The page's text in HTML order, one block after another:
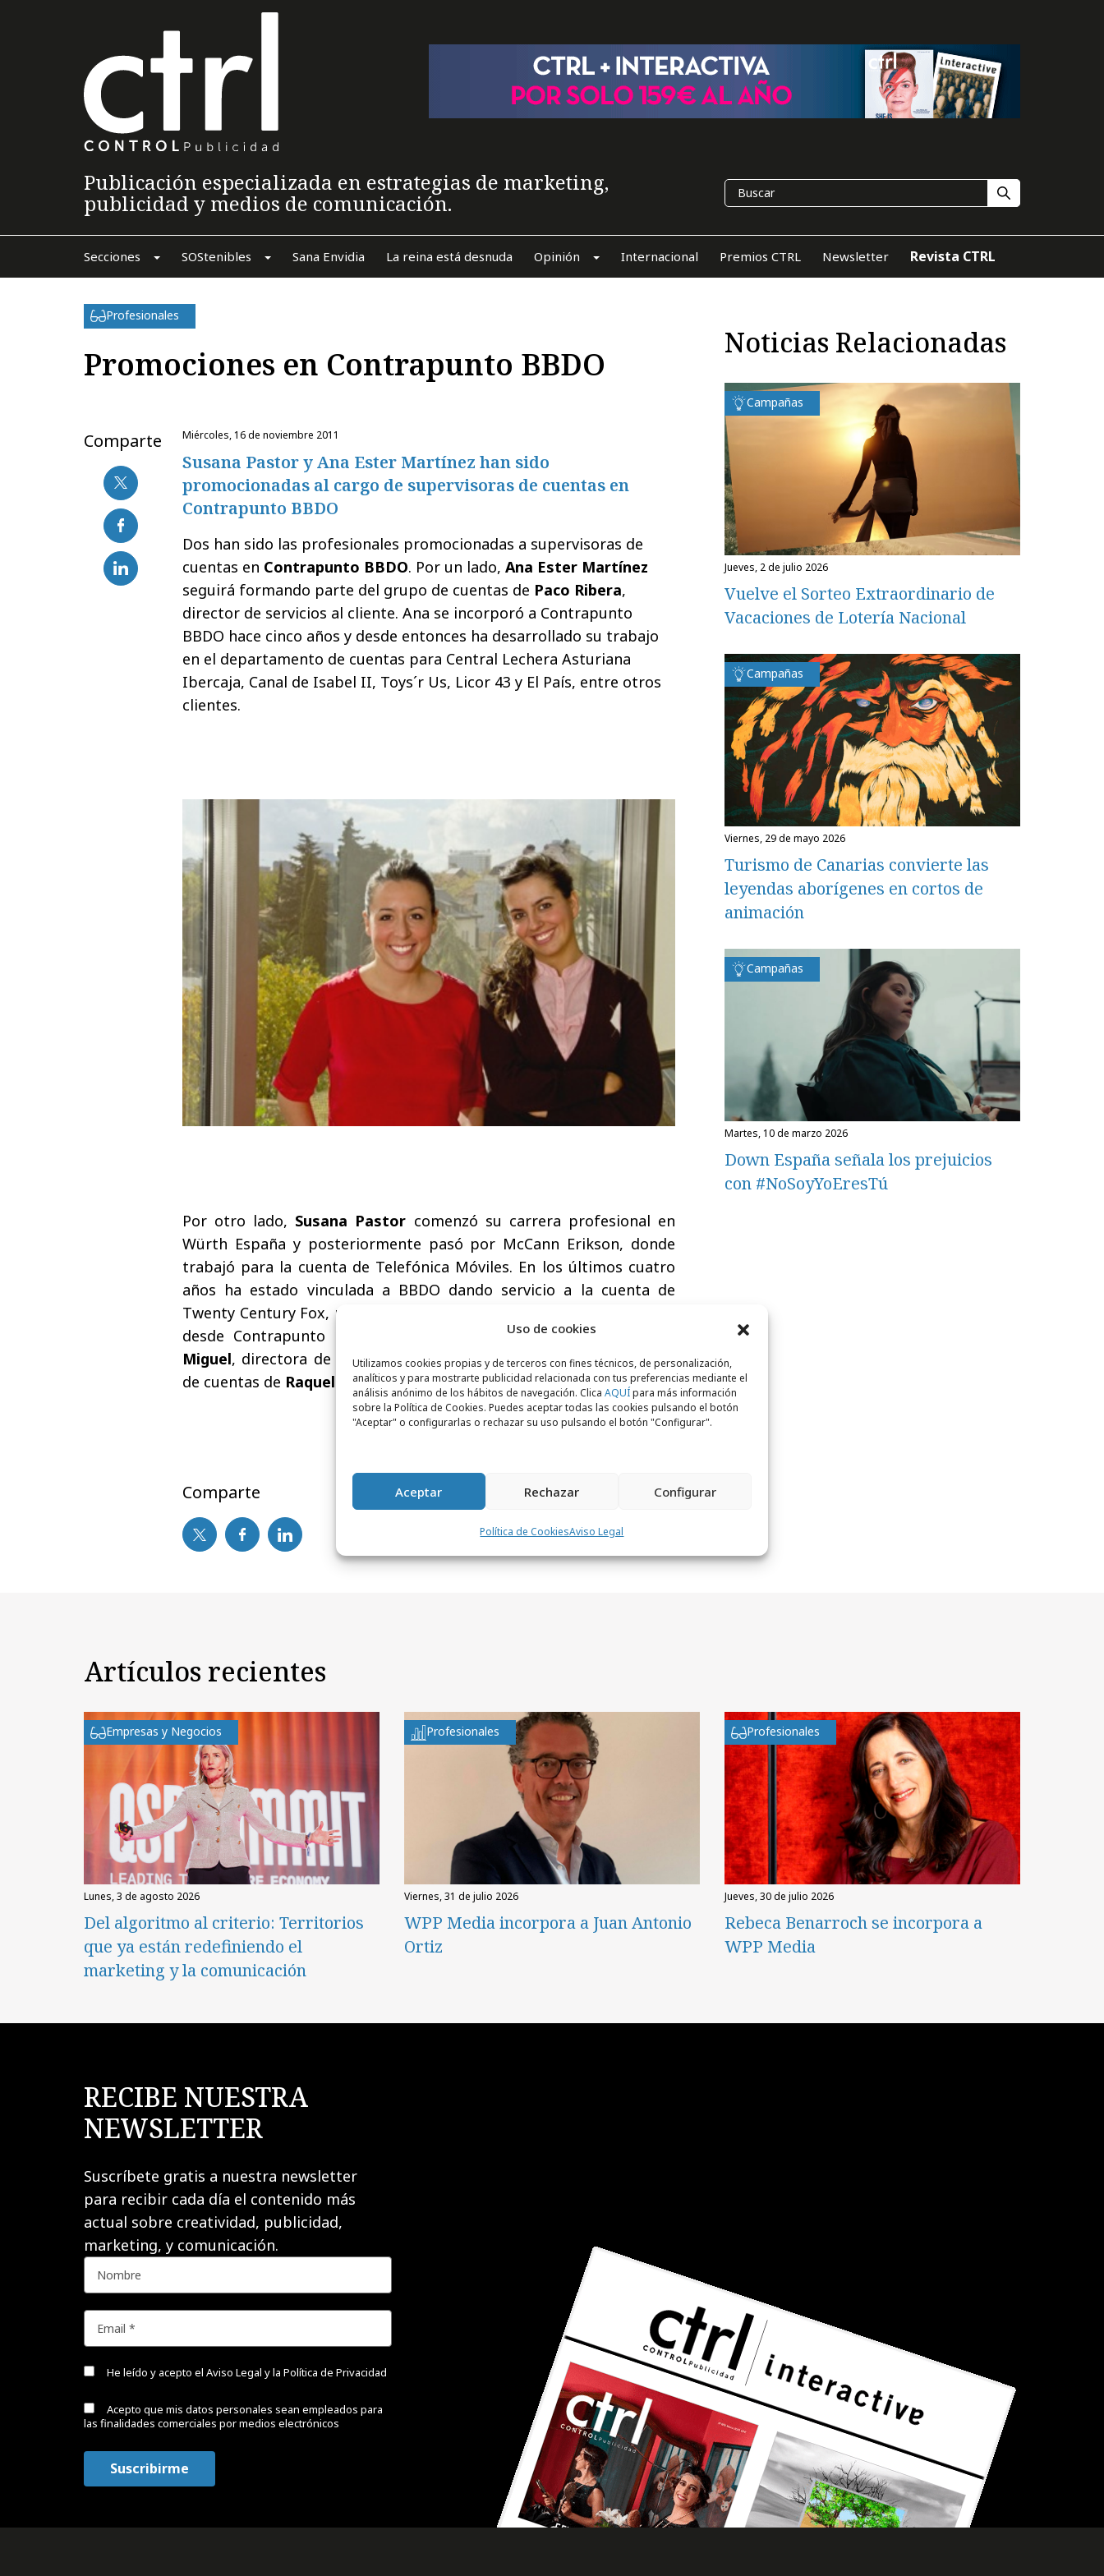
Uso de cookies
Utilizamos cookies propias y de terceros con fines técnicos, de personalización,
analíticos y para mostrarte publicidad relacionada con tus preferencias mediante el
análisis anónimo de los hábitos de navegación. Clica AQUÍpara más información
sobre la Política de Cookies. Puedes aceptar todas las cookies pulsando el botón
"Aceptar" o configurarlas o rechazar su uso pulsando el botón "Configurar".
Aceptar Rechazar Configurar
Política de CookiesAviso Legal
Publicación especializada en estrategias de marketing,
publicidad y medios de comunicación.
Secciones SOStenibles Sana Envidia La reina está desnuda Opinión Internacional Premios CTRL Newsletter Revista CTRL
Profesionales
Promociones en Contrapunto BBDO
Comparte miércoles, 16 de noviembre 2011
Susana Pastor y Ana Ester Martínez han sido
promocionadas al cargo de supervisoras de cuentas en
Contrapunto BBDO
Dos han sido las profesionales promocionadas a supervisoras de
cuentas en Contrapunto BBDO. Por un lado, Ana Ester Martínez
seguirá formando parte del grupo de cuentas de Paco Ribera,
director de servicios al cliente. Ana se incorporó a Contrapunto
BBDO hace cinco años y desde entonces ha desarrollado su trabajo
en el departamento de cuentas para Central Lechera Asturiana
Ibercaja, Canal de Isabel II, Toys´r Us, Licor 43 y El País, entre otros
clientes.
Por otro lado, Susana Pastor comenzó su carrera profesional en
Würth España y posteriormente pasó por McCann Erikson, donde
trabajó para la cuenta de Telefónica Móviles. En los últimos cuatro
años ha estado vinculada a BBDO dando servicio a la cuenta de
Twenty Century Fox, primero desde Tiempo BBDO y posteriormente
desde Contrapunto BBDO. Susana seguirá reportando a
Miguel, directora de cuentas, quien a su vez está dentro del grupo
de cuentas de Raquel Baena, directora de servicios al cliente.
Comparte
Noticias Relacionadas
Campañas
jueves, 2 de julio 2026
Vuelve el Sorteo Extraordinario de
Vacaciones de Lotería Nacional
Campañas
viernes, 29 de mayo 2026
Turismo de Canarias convierte las
leyendas aborígenes en cortos de
animación
Campañas
martes, 10 de marzo 2026
Down España señala los prejuicios
con #NoSoyYoEresTú
Artículos recientes
Empresas y Negocios
lunes, 3 de agosto 2026
Del algoritmo al criterio: Territorios
que ya están redefiniendo el
marketing y la comunicación
Profesionales
viernes, 31 de julio 2026
WPP Media incorpora a Juan Antonio
Ortiz
Profesionales
jueves, 30 de julio 2026
Rebeca Benarroch se incorpora a
WPP Media
RECIBE NUESTRA
NEWSLETTER
Suscríbete gratis a nuestra newsletter
para recibir cada día el contenido más
actual sobre creatividad, publicidad,
marketing, y comunicación.
He leído y acepto el Aviso Legal y la Política de Privacidad
Acepto que mis datos personales sean empleados para
las finalidades comerciales por medios electrónicos